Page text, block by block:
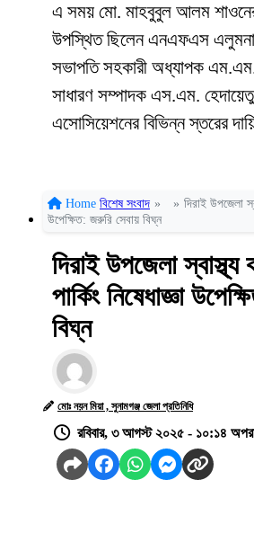
এ সময় মো. মাহবুবুল আলম শাওনের
উপস্থিত ছিলেন এনএফএস
সভাপতি সহকারী অধ্যাপক এম.এম.
সাধারণ সম্পাদক এস.এম.
এসোসিয়েশনের বিভিন্ন স্তরের
Home বিশেষ সংবাদ » » দিরাই উপজেলা
উপেক্ষিত: জরুরি সেবায় বিঘ্ন
দিরাই উপজেলা স্বাস্থ্য
পার্কিং নিষেধাজ্ঞা
বিঘ্ন
মোঃ নয়ন মিয়া , সুনামগঞ্জ জেলা প্রতিনিধি
রবিবার, ৩ আগস্ট ২০২৫ - ১০:১৪